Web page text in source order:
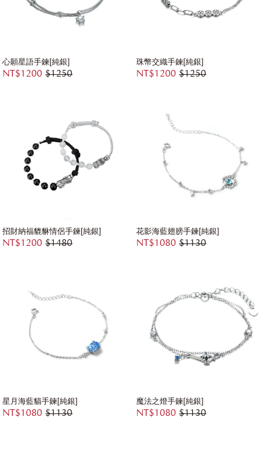
心願星語手鍊[純銀]
NT$1200 $1250
珠幣交織手鍊[純銀]
NT$1200 $1250
招財納福貔貅情侶手鍊[純銀]
NT$1200 $1480
花影海藍翅膀手鍊[純銀]
NT$1080 $1130
星月海藍貓手鍊[純銀]
NT$1080 $1130
魔法之燈手鍊[純銀]
NT$1080 $1130